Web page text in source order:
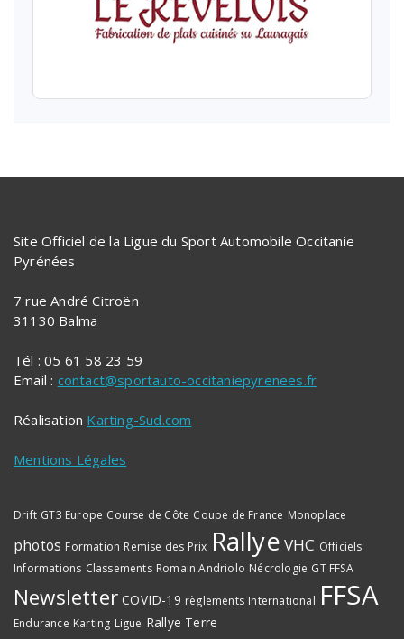
Site Officiel de la Ligue du Sport Automobile Occitanie
Pyrénées
7 rue André Citroën
31130 Balma
Tél : 05 61 58 23 59
Email : contact@sportauto-occitaniepyrenees.fr
Réalisation Karting-Sud.com
Mentions Légales
Drift GT3 Europe Course de Côte Coupe de France Monoplace
photos Formation Remise des Prix Rallye VHC Officiels
Informations Classements Romain Andriolo Nécrologie GT FFSA
Newsletter COVID-19 règlements International FFSA
Endurance Karting Ligue Rallye Terre